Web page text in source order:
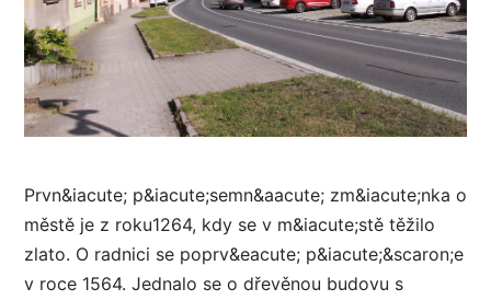
Prvn&iacute; p&iacute;semn&aacute; zm&iacute;nka o
městě je z roku1264, kdy se v m&iacute;stě těžilo
zlato. O radnici se poprv&eacute; p&iacute;&scaron;e
v roce 1564. Jednalo se o dřevěnou budovu s